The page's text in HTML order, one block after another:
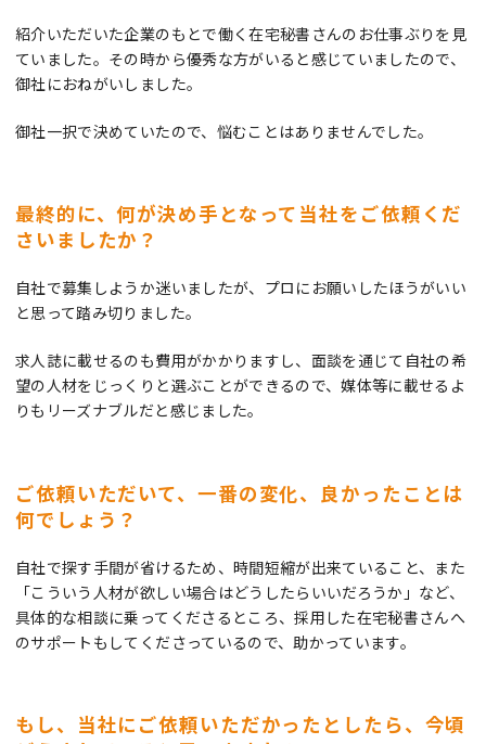
紹介いただいた企業のもとで働く在宅秘書さんのお仕事ぶりを見
ていました。その時から優秀な方がいると感じていましたので、
御社におねがいしました。
御社一択で決めていたので、悩むことはありませんでした。
最終的に、何が決め手となって当社をご依頼くだ
さいましたか？
自社で募集しようか迷いましたが、プロにお願いしたほうがいい
と思って踏み切りました。
求人誌に載せるのも費用がかかりますし、面談を通じて自社の希
望の人材をじっくりと選ぶことができるので、媒体等に載せるよ
りもリーズナブルだと感じました。
ご依頼いただいて、一番の変化、良かったことは
何でしょう？
自社で探す手間が省けるため、時間短縮が出来ていること、また
「こういう人材が欲しい場合はどうしたらいいだろうか」など、
具体的な相談に乗ってくださるところ、採用した在宅秘書さんへ
のサポートもしてくださっているので、助かっています。
もし、当社にご依頼いただかったとしたら、今頃